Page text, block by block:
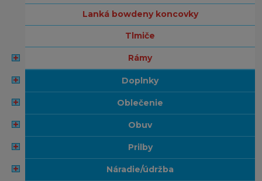
lanká bowdeny koncovky
tlmiče
rámy
doplnky
oblečenie
obuv
prilby
náradie/údržba